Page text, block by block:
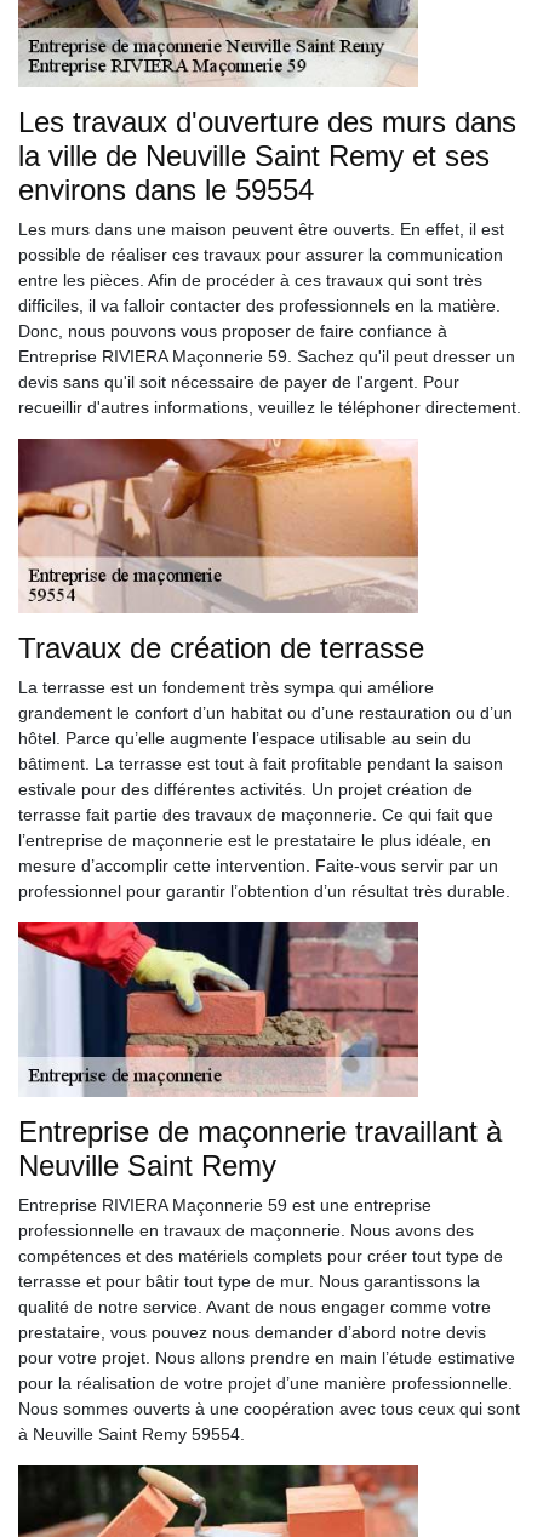
Les travaux d'ouverture des murs dans
la ville de Neuville Saint Remy et ses
environs dans le 59554
Les murs dans une maison peuvent être ouverts. En effet, il est
possible de réaliser ces travaux pour assurer la communication
entre les pièces. Afin de procéder à ces travaux qui sont très
difficiles, il va falloir contacter des professionnels en la matière.
Donc, nous pouvons vous proposer de faire confiance à
Entreprise RIVIERA Maçonnerie 59. Sachez qu'il peut dresser un
devis sans qu'il soit nécessaire de payer de l'argent. Pour
recueillir d'autres informations, veuillez le téléphoner directement.
Travaux de création de terrasse
La terrasse est un fondement très sympa qui améliore
grandement le confort d’un habitat ou d’une restauration ou d’un
hôtel. Parce qu’elle augmente l’espace utilisable au sein du
bâtiment. La terrasse est tout à fait profitable pendant la saison
estivale pour des différentes activités. Un projet création de
terrasse fait partie des travaux de maçonnerie. Ce qui fait que
l’entreprise de maçonnerie est le prestataire le plus idéale, en
mesure d’accomplir cette intervention. Faite-vous servir par un
professionnel pour garantir l’obtention d’un résultat très durable.
Entreprise de maçonnerie travaillant à
Neuville Saint Remy
Entreprise RIVIERA Maçonnerie 59 est une entreprise
professionnelle en travaux de maçonnerie. Nous avons des
compétences et des matériels complets pour créer tout type de
terrasse et pour bâtir tout type de mur. Nous garantissons la
qualité de notre service. Avant de nous engager comme votre
prestataire, vous pouvez nous demander d’abord notre devis
pour votre projet. Nous allons prendre en main l’étude estimative
pour la réalisation de votre projet d’une manière professionnelle.
Nous sommes ouverts à une coopération avec tous ceux qui sont
à Neuville Saint Remy 59554.